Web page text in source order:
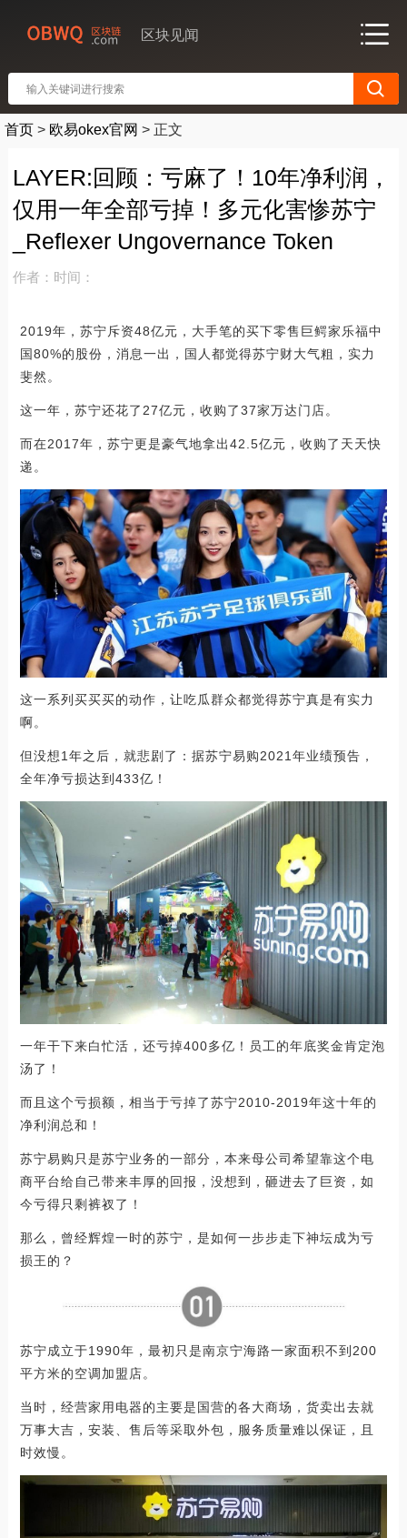
区块见闻
首页 > 欧易okex官网 > 正文
LAYER:回顾：亏麻了！10年净利润，
仅用一年全部亏掉！多元化害惨苏宁
_Reflexer Ungovernance Token
作者： 时间：
2019年，苏宁斥资48亿元，大手笔的买下零售巨鳄家乐福中
国80%的股份，消息一出，国人都觉得苏宁财大气粗，实力
斐然。
这一年，苏宁还花了27亿元，收购了37家万达门店。
而在2017年，苏宁更是豪气地拿出42.5亿元，收购了天天快
递。
这一系列买买买的动作，让吃瓜群众都觉得苏宁真是有实力
啊。
但没想1年之后，就悲剧了：据苏宁易购2021年业绩预告，
全年净亏损达到433亿！
一年干下来白忙活，还亏掉400多亿！员工的年底奖金肯定泡
汤了！
而且这个亏损额，相当于亏掉了苏宁2010-2019年这十年的
净利润总和！
苏宁易购只是苏宁业务的一部分，本来母公司希望靠这个电
商平台给自己带来丰厚的回报，没想到，砸进去了巨资，如
今亏得只剩裤衩了！
那么，曾经辉煌一时的苏宁，是如何一步步走下神坛成为亏
损王的？
苏宁成立于1990年，最初只是南京宁海路一家面积不到200
平方米的空调加盟店。
当时，经营家用电器的主要是国营的各大商场，货卖出去就
万事大吉，安装、售后等采取外包，服务质量难以保证，且
时效慢。